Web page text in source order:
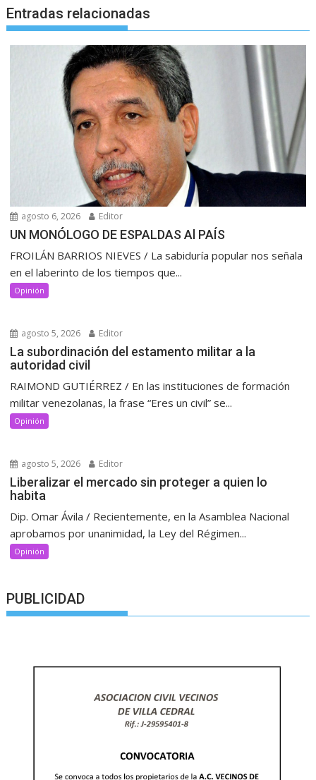
Entradas relacionadas
agosto 6, 2026 Editor
UN MONÓLOGO DE ESPALDAS Al PAÍS
FROILÁN BARRIOS NIEVES / La sabiduría popular nos señala
en el laberinto de los tiempos que...
Opinión
agosto 5, 2026 Editor
La subordinación del estamento militar a la
autoridad civil
RAIMOND GUTIÉRREZ / En las instituciones de formación
militar venezolanas, la frase “Eres un civil” se...
Opinión
agosto 5, 2026 Editor
Liberalizar el mercado sin proteger a quien lo
habita
Dip. Omar Ávila / Recientemente, en la Asamblea Nacional
aprobamos por unanimidad, la Ley del Régimen...
Opinión
PUBLICIDAD